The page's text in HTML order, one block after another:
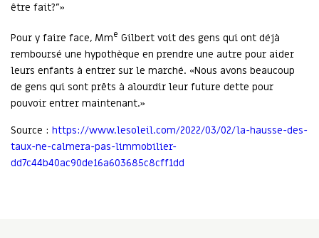
être fait?"»
Pour y faire face, Mme Gilbert voit des gens qui ont déjà
remboursé une hypothèque en prendre une autre pour aider
leurs enfants à entrer sur le marché. «Nous avons beaucoup
de gens qui sont prêts à alourdir leur future dette pour
pouvoir entrer maintenant.»
Source : https://www.lesoleil.com/2022/03/02/la-hausse-des-
taux-ne-calmera-pas-limmobilier-
dd7c44b40ac90de16a603685c8cff1dd